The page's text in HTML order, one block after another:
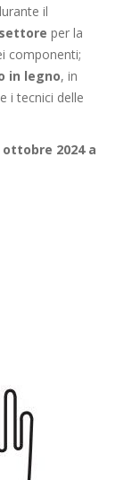
il
per la
componenti;
in legno, in
i tecnici delle
ottobre 2024 a